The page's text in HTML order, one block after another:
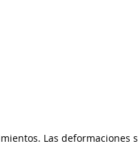
Las deformaciones